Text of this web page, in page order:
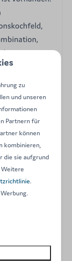
erwartet Sie.
zu
und unseren
Partnern für
können
kombinieren,
die sie aufgrund
.